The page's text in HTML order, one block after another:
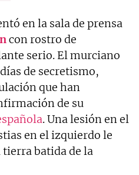
en la sala de prensa
con rostro de
serio. El murciano
de secretismo,
que han
de su
. Una lesión en el
en el izquierdo le
batida de la